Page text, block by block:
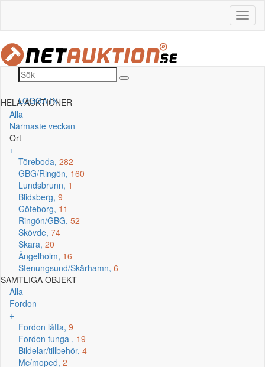
LOGGA IN
HELA AUKTIONER
Alla
Närmaste veckan
Ort
+
Töreboda, 282
GBG/Ringön, 160
Lundsbrunn, 1
Blidsberg, 9
Göteborg, 11
Ringön/GBG, 52
Skövde, 74
Skara, 20
Ängelholm, 16
Stenungsund/Skärhamn, 6
SAMTLIGA OBJEKT
Alla
Fordon
+
Fordon lätta, 9
Fordon tunga , 19
Bildelar/tillbehör, 4
Mc/moped, 2